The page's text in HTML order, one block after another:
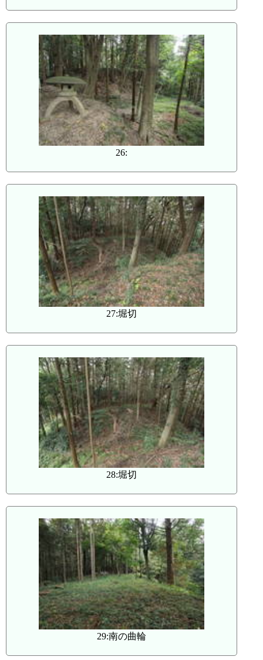
26:
27:堀切
28:堀切
29:南の曲輪